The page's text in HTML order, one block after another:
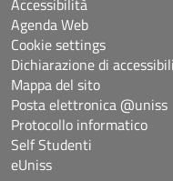
Accessibilità
Agenda Web
Cookie settings
Dichiarazione di
Mappa del sito
Posta elettronica @uniss
Protocollo informatico
Self Studenti
eUniss